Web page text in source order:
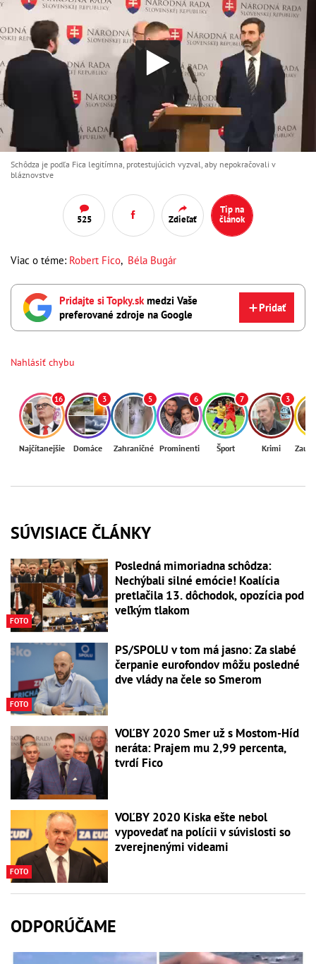
Schôdza je podľa Fica legitímna, protestujúcich vyzval, aby nepokračovali v
bláznovstve
525 Zdieľať
Tip na
článok
Viac o téme: Robert Fico, Béla Bugár
Pridajte si Topky.skmedzi Vaše
preferované zdroje na Google
Pridať
Nahlásiť chybu
16
Najčítanejšie
3
Domáce
5
Zahraničné
6
Prominenti
7
Šport
3
Krimi
SÚVISIACE ČLÁNKY
FOTO
Posledná mimoriadna schôdza:
Nechýbali silné emócie! Koalícia
pretlačila 13. dôchodok, opozícia pod
veľkým tlakom
FOTO
PS/SPOLU v tom má jasno: Za slabé
čerpanie eurofondov môžu posledné
dve vlády na čele so Smerom
VOĽBY 2020 Smer už s Mostom-Híd
neráta: Prajem mu 2,99 percenta,
tvrdí Fico
FOTO
VOĽBY 2020 Kiska ešte nebol
vypovedať na polícii v súvislosti so
zverejnenými videami
ODPORÚČAME